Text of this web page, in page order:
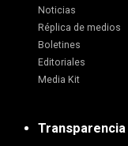
Noticias
Réplica de medios
Boletines
Editoriales
Media Kit
Transparencia